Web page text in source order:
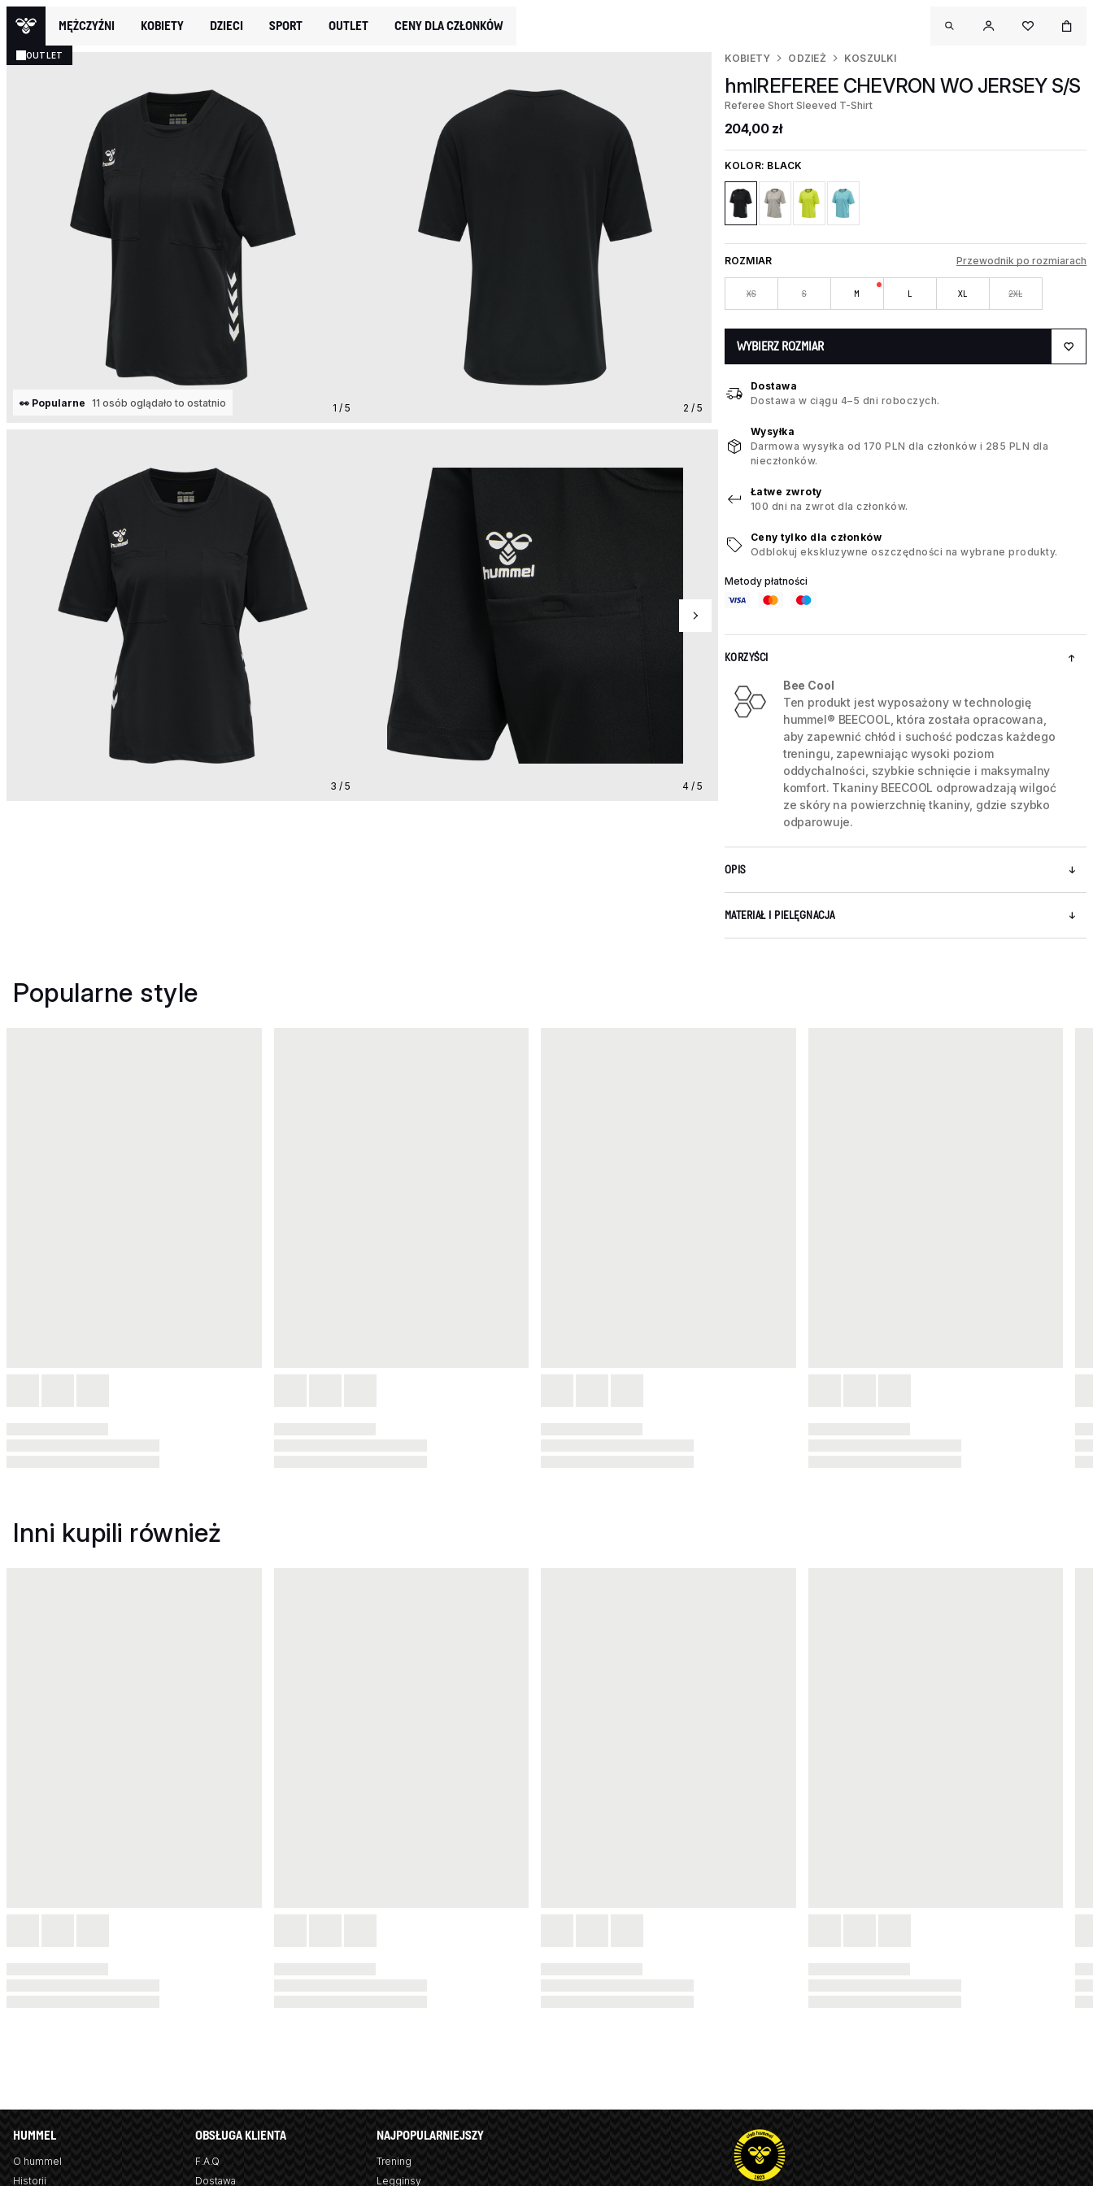
MĘŻCZYŹNI KOBIETY DZIECI SPORT OUTLET CENY DLA CZŁONKÓW
OUTLET
1 / 5
👀 Popularne 11 osób oglądało to ostatnio 2 / 5
3 / 5 4 / 5 5 / 5
KOBIETY ODZIEŻ KOSZULKI
hmlREFEREE CHEVRON WO JERSEY S/S
Referee Short Sleeved T-Shirt
204,00 zł
KOLOR: BLACK
ROZMIAR Przewodnik po rozmiarach
XS S M L XL 2XL
WYBIERZ ROZMIAR
Dostawa
Dostawa w ciągu 4–5 dni roboczych.
Wysyłka
Darmowa wysyłka od 170 PLN dla członków i 285 PLN dla
nieczłonków.
Łatwe zwroty
100 dni na zwrot dla członków.
Ceny tylko dla członków
Odblokuj ekskluzywne oszczędności na wybrane produkty.
Metody płatności
KORZYŚCI
Bee Cool
Ten produkt jest wyposażony w technologię
hummel® BEECOOL, która została opracowana,
aby zapewnić chłód i suchość podczas każdego
treningu, zapewniając wysoki poziom
oddychalności, szybkie schnięcie i maksymalny
komfort. Tkaniny BEECOOL odprowadzają wilgoć
ze skóry na powierzchnię tkaniny, gdzie szybko
odparowuje.
OPIS
MATERIAŁ I PIELĘGNACJA
Popularne style
Inni kupili również
HUMMEL
O hummel
Historii
OBSŁUGA KLIENTA
F.A.Q
Dostawa
NAJPOPULARNIEJSZY
Trening
Legginsy